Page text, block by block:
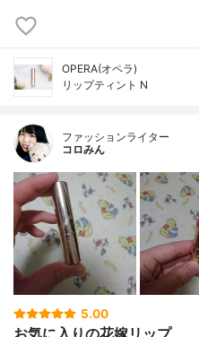
OPERA(オペラ)
リップティント N
ファッションライター
コロみん
5.00